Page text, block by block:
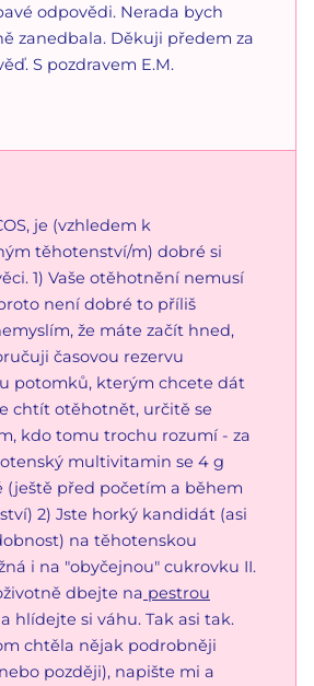
odpovědi. Nerada bych
zanedbala. Děkuji předem za
S pozdravem E.M.
je (vzhledem k
těhotenství/m) dobré si
1) Vaše otěhotnění nemusí
není dobré to příliš
že máte začít hned,
časovou rezervu
potomků, kterým chcete dát
chtít otěhotnět, určitě se
kdo tomu trochu rozumí - za
multivitamin se 4 g
(ještě před početím a během
2) Jste horký kandidát (asi
na těhotenskou
i na "obyčejnou" cukrovku II.
dbejte na pestrou
hlídejte si váhu. Tak asi tak.
chtěla nějak podrobněji
později), napište mi a